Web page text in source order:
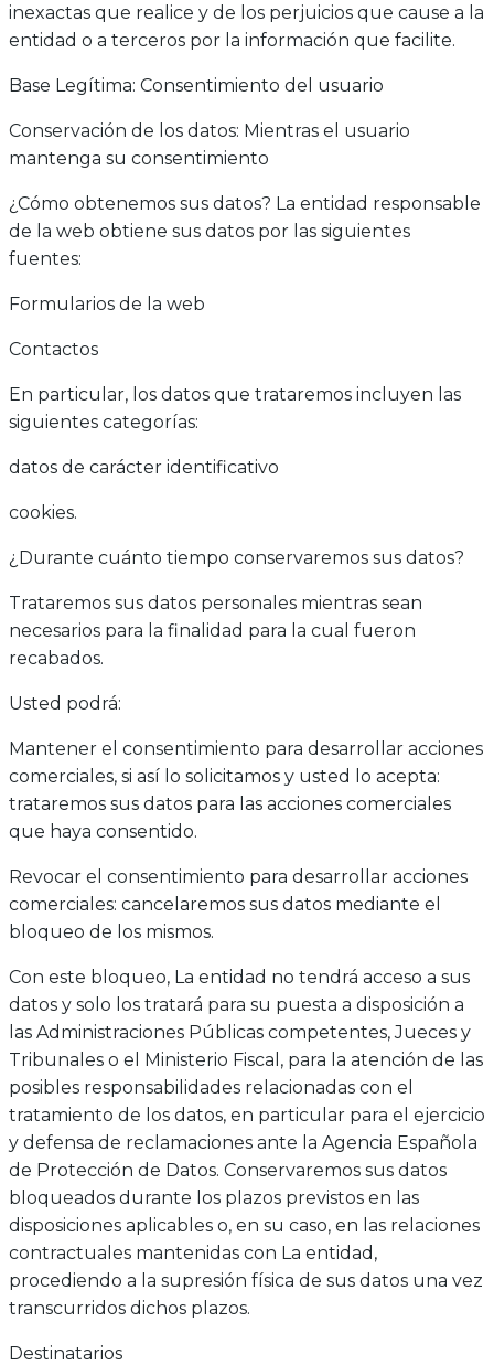
inexactas que realice y de los perjuicios que cause a la
entidad o a terceros por la información que facilite.
Base Legítima: Consentimiento del usuario
Conservación de los datos: Mientras el usuario
mantenga su consentimiento
¿Cómo obtenemos sus datos? La entidad responsable
de la web obtiene sus datos por las siguientes
fuentes:
Formularios de la web
Contactos
En particular, los datos que trataremos incluyen las
siguientes categorías:
datos de carácter identificativo
cookies.
¿Durante cuánto tiempo conservaremos sus datos?
Trataremos sus datos personales mientras sean
necesarios para la finalidad para la cual fueron
recabados.
Usted podrá:
Mantener el consentimiento para desarrollar acciones
comerciales, si así lo solicitamos y usted lo acepta:
trataremos sus datos para las acciones comerciales
que haya consentido.
Revocar el consentimiento para desarrollar acciones
comerciales: cancelaremos sus datos mediante el
bloqueo de los mismos.
Con este bloqueo, La entidad no tendrá acceso a sus
datos y solo los tratará para su puesta a disposición a
las Administraciones Públicas competentes, Jueces y
Tribunales o el Ministerio Fiscal, para la atención de las
posibles responsabilidades relacionadas con el
tratamiento de los datos, en particular para el ejercicio
y defensa de reclamaciones ante la Agencia Española
de Protección de Datos. Conservaremos sus datos
bloqueados durante los plazos previstos en las
disposiciones aplicables o, en su caso, en las relaciones
contractuales mantenidas con La entidad,
procediendo a la supresión física de sus datos una vez
transcurridos dichos plazos.
Destinatarios